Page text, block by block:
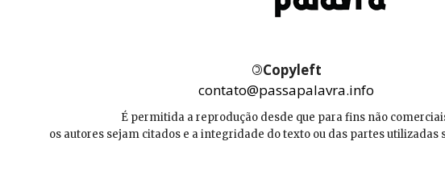
©Copyleft
contato@passapalavra.info
É permitida a reprodução desde que para fins não
os autores sejam citados e a integridade do texto ou das partes utilizadas